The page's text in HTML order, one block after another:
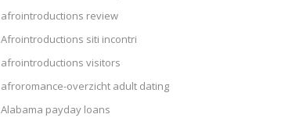
afrointroductions review
Afrointroductions siti incontri
afrointroductions visitors
afroromance-overzicht adult dating
Alabama payday loans